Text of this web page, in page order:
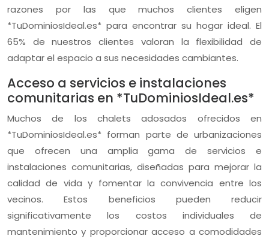
razones por las que muchos clientes eligen
*TuDominiosIdeal.es* para encontrar su hogar ideal. El
65% de nuestros clientes valoran la flexibilidad de
adaptar el espacio a sus necesidades cambiantes.
Acceso a servicios e instalaciones
comunitarias en *TuDominiosIdeal.es*
Muchos de los chalets adosados ofrecidos en
*TuDominiosIdeal.es* forman parte de urbanizaciones
que ofrecen una amplia gama de servicios e
instalaciones comunitarias, diseñadas para mejorar la
calidad de vida y fomentar la convivencia entre los
vecinos. Estos beneficios pueden reducir
significativamente los costos individuales de
mantenimiento y proporcionar acceso a comodidades